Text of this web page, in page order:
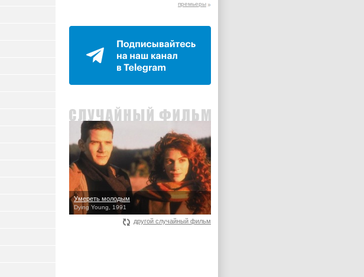
премьеры
Умереть молодым
Dying Young, 1991
другой случайный фильм